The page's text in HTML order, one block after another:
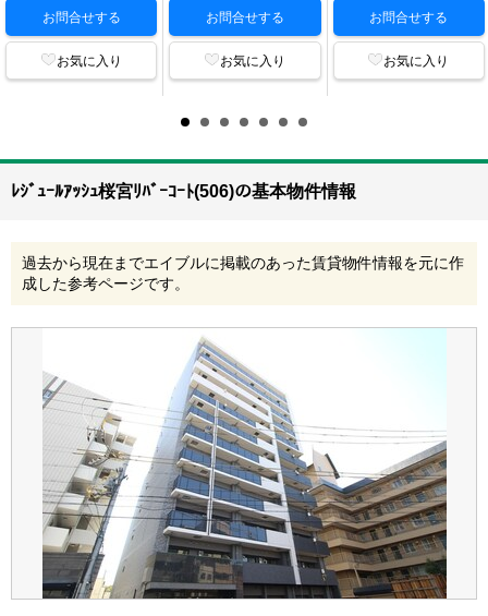
お問合せする
お気に入り
お問合せする
お気に入り
お問合せする
お気に入り
ﾚｼﾞｭｰﾙｱｯｼｭ桜宮ﾘﾊﾞｰｺｰﾄ(506)の基本物件情報
過去から現在までエイブルに掲載のあった賃貸物件情報を元に作
成した参考ページです。